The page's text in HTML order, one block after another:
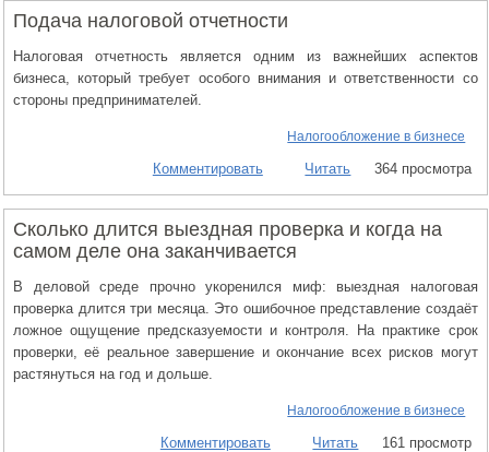
Подача налоговой отчетности
Налоговая отчетность является одним из важнейших аспектов
бизнеса, который требует особого внимания и ответственности со
стороны предпринимателей.
Налогообложение в бизнесе
Комментировать Читать 364 просмотра
Сколько длится выездная проверка и когда на
самом деле она заканчивается
В деловой среде прочно укоренился миф: выездная налоговая
проверка длится три месяца. Это ошибочное представление создаёт
ложное ощущение предсказуемости и контроля. На практике срок
проверки, её реальное завершение и окончание всех рисков могут
растянуться на год и дольше.
Налогообложение в бизнесе
Комментировать Читать 161 просмотр